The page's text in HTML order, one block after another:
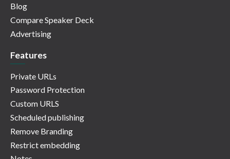
Blog
Compare Speaker Deck
Advertising
Features
Private URLs
Password Protection
Custom URLS
Scheduled publishing
Remove Branding
Restrict embedding